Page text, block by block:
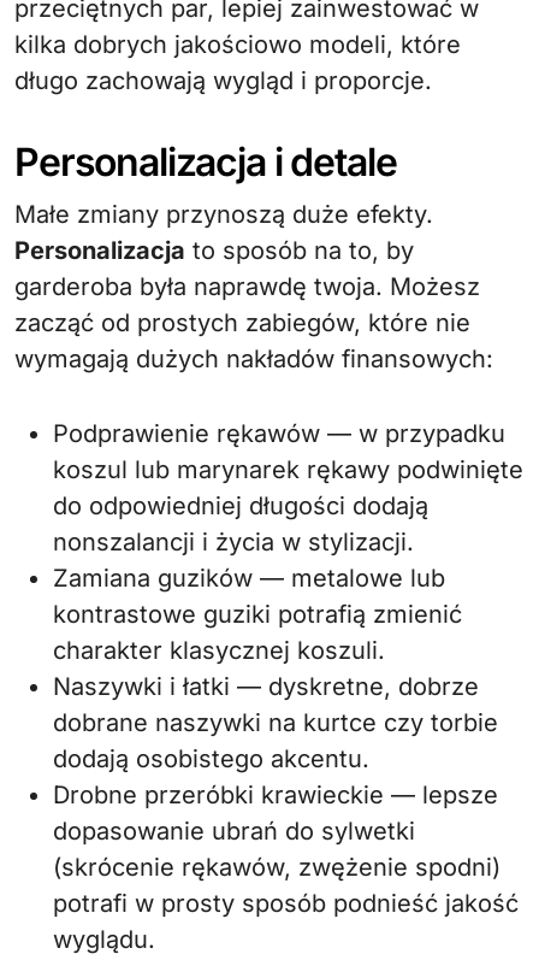
przeciętnych par, lepiej zainwestować w
kilka dobrych jakościowo modeli, które
długo zachowają wygląd i proporcje.
Personalizacja i detale
Małe zmiany przynoszą duże efekty.
Personalizacja to sposób na to, by
garderoba była naprawdę twoja. Możesz
zacząć od prostych zabiegów, które nie
wymagają dużych nakładów finansowych:
Podprawienie rękawów — w przypadku
koszul lub marynarek rękawy podwinięte
do odpowiedniej długości dodają
nonszalancji i życia w stylizacji.
Zamiana guzików — metalowe lub
kontrastowe guziki potrafią zmienić
charakter klasycznej koszuli.
Naszywki i łatki — dyskretne, dobrze
dobrane naszywki na kurtce czy torbie
dodają osobistego akcentu.
Drobne przeróbki krawieckie — lepsze
dopasowanie ubrań do sylwetki
(skrócenie rękawów, zwężenie spodni)
potrafi w prosty sposób podnieść jakość
wyglądu.